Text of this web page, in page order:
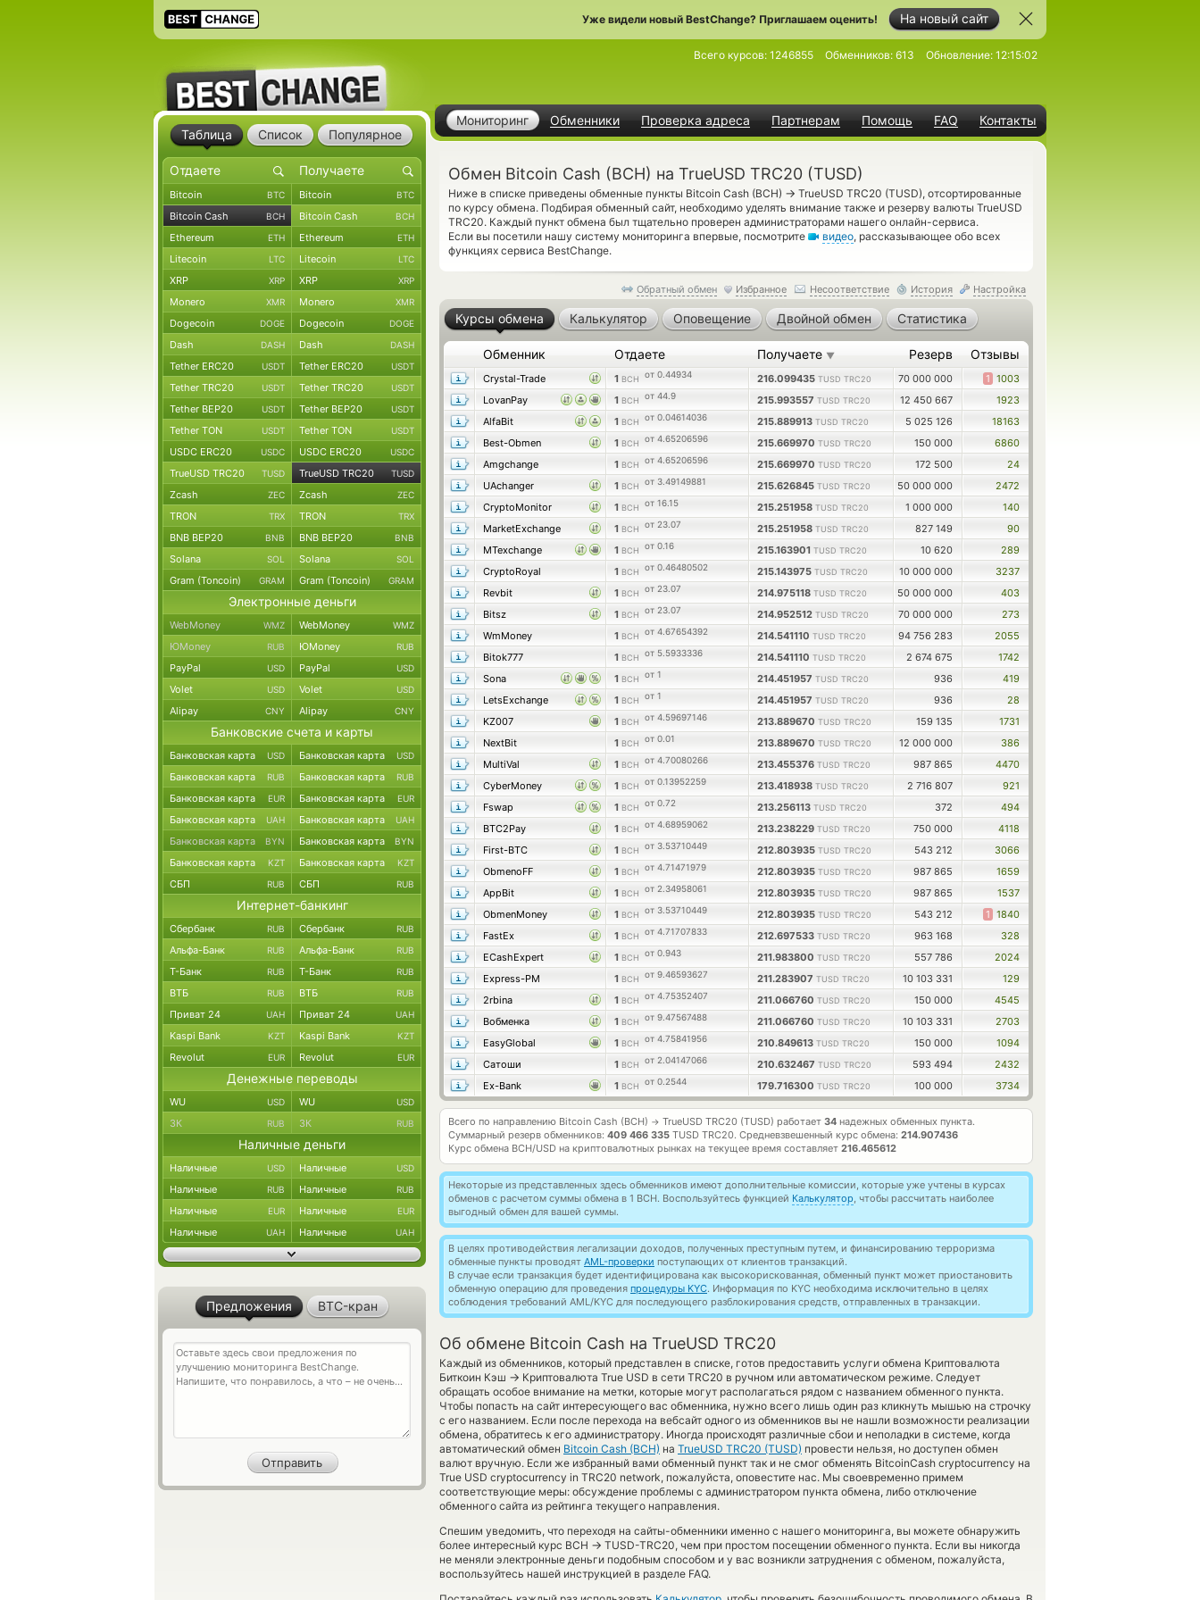
На новый сайт
Уже видели новый BestChange? Приглашаем оценить!
Мониторинг Обменники Проверка адреса Партнерам Помощь FAQ Контакты
Всего курсов: 1246855 Обменников: 613 Обновление: 12:15:02
Обмен Bitcoin Cash (BCH) на TrueUSD TRC20 (TUSD)
Ниже в списке приведены обменные пункты Bitcoin Cash (BCH) → TrueUSD TRC20 (TUSD), отсортированные
по курсу обмена. Подбирая обменный сайт, необходимо уделять внимание также и резерву валюты TrueUSD
TRC20. Каждый пункт обмена был тщательно проверен администраторами нашего онлайн-сервиса.
Если вы посетили нашу систему мониторинга впервые, посмотрите
видео, рассказывающее обо всех
функциях сервиса BestChange.
Обратный обмен Избранное Несоответствие История Настройка
Курсы обмена Калькулятор Оповещение Двойной обмен Статистика
Обменник Отдаете Получаете ▼ Резерв Отзывы
Crystal-Trade 1 BCH от 0.44934 216.099435 TUSD TRC20 70 000 000 1 1003
LovanPay
1 BCH от 44.9 215.993557 TUSD TRC20 12 450 667
1923
AlfaBit
1 BCH от 0.04614036 215.889913 TUSD TRC20 5 025 126
18163
Best-Obmen
1 BCH от 4.65206596 215.669970 TUSD TRC20 150 000
6860
Amgchange
1 BCH от 4.65206596 215.669970 TUSD TRC20 172 500
24
UAchanger
1 BCH от 3.49149881 215.626845 TUSD TRC20 50 000 000
2472
CryptoMonitor
1 BCH от 16.15 215.251958 TUSD TRC20 1 000 000
140
MarketExchange
1 BCH от 23.07 215.251958 TUSD TRC20 827 149
90
MTexchange
1 BCH от 0.16 215.163901 TUSD TRC20 10 620
289
CryptoRoyal
1 BCH от 0.46480502 215.143975 TUSD TRC20 10 000 000
3237
Revbit
1 BCH от 23.07 214.975118 TUSD TRC20 50 000 000
403
Bitsz
1 BCH от 23.07 214.952512 TUSD TRC20 70 000 000
273
WmMoney
1 BCH от 4.67654392 214.541110 TUSD TRC20 94 756 283
2055
Bitok777
1 BCH от 5.5933336 214.541110 TUSD TRC20 2 674 675
1742
Sona
1 BCH от 1 214.451957 TUSD TRC20 936
419
LetsExchange
1 BCH от 1 214.451957 TUSD TRC20 936
28
KZ007
1 BCH от 4.59697146 213.889670 TUSD TRC20 159 135
1731
NextBit
1 BCH от 0.01 213.889670 TUSD TRC20 12 000 000
386
MultiVal
1 BCH от 4.70080266 213.455376 TUSD TRC20 987 865
4470
CyberMoney
1 BCH от 0.13952259 213.418938 TUSD TRC20 2 716 807
921
Fswap
1 BCH от 0.72 213.256113 TUSD TRC20 372
494
BTC2Pay
1 BCH от 4.68959062 213.238229 TUSD TRC20 750 000
4118
First-BTC
1 BCH от 3.53710449 212.803935 TUSD TRC20 543 212
3066
ObmenoFF
1 BCH от 4.71471979 212.803935 TUSD TRC20 987 865
1659
AppBit
1 BCH от 2.34958061 212.803935 TUSD TRC20 987 865
1537
ObmenMoney
1 BCH от 3.53710449 212.803935 TUSD TRC20 543 212 1 1840
FastEx
1 BCH от 4.71707833 212.697533 TUSD TRC20 963 168
328
ECashExpert
1 BCH от 0.943 211.983800 TUSD TRC20 557 786
2024
Express-PM
1 BCH от 9.46593627 211.283907 TUSD TRC20 10 103 331
129
2rbina
1 BCH от 4.75352407 211.066760 TUSD TRC20 150 000
4545
Вобменка
1 BCH от 9.47567488 211.066760 TUSD TRC20 10 103 331
2703
EasyGlobal
1 BCH от 4.75841956 210.849613 TUSD TRC20 150 000
1094
Сатоши
1 BCH от 2.04147066 210.632467 TUSD TRC20 593 494
2432
Ex-Bank
1 BCH от 0.2544 179.716300 TUSD TRC20 100 000 3734
Всего по направлению Bitcoin Cash (BCH) → TrueUSD TRC20 (TUSD) работает 34 надежных обменных пункта.
Суммарный резерв обменников: 409 466 335 TUSD TRC20. Средневзвешенный курс обмена: 214.907436
Курс обмена BCH/USD на криптовалютных рынках на текущее время составляет 216.465612
Некоторые из представленных здесь обменников имеют дополнительные комиссии, которые уже учтены в курсах
обменов с расчетом суммы обмена в 1 BCH. Воспользуйтесь функцией Калькулятор, чтобы рассчитать наиболее
выгодный обмен для вашей суммы.
В целях противодействия легализации доходов, полученных преступным путем, и финансированию терроризма
обменные пункты проводят AML-проверки поступающих от клиентов транзакций.
В случае если транзакция будет идентифицирована как высокорискованная, обменный пункт может приостановить
обменную операцию для проведения процедуры KYC. Информация по KYC необходима исключительно в целях
соблюдения требований AML/KYC для последующего разблокирования средств, отправленных в транзакции.
Об обмене Bitcoin Cash на TrueUSD TRC20
Каждый из обменников, который представлен в списке, готов предоставить услуги обмена Криптовалюта
Биткоин Кэш → Криптовалюта True USD в сети TRC20 в ручном или автоматическом режиме. Следует
обращать особое внимание на метки, которые могут располагаться рядом с названием обменного пункта.
Чтобы попасть на сайт интересующего вас обменника, нужно всего лишь один раз кликнуть мышью на строчку
с его названием. Если после перехода на вебсайт одного из обменников вы не нашли возможности реализации
обмена, обратитесь к его администратору. Иногда происходят различные сбои и неполадки в системе, когда
автоматический обмен Bitcoin Cash (BCH) на TrueUSD TRC20 (TUSD) провести нельзя, но доступен обмен
валют вручную. Если же избранный вами обменный пункт так и не смог обменять BitcoinCash cryptocurrency на
True USD cryptocurrency in TRC20 network, пожалуйста, оповестите нас. Мы своевременно примем
соответствующие меры: обсуждение проблемы с администратором пункта обмена, либо отключение
обменного сайта из рейтинга текущего направления.
Спешим уведомить, что переходя на сайты-обменники именно с нашего мониторинга, вы можете обнаружить
более интересный курс BCH → TUSD-TRC20, чем при простом посещении обменного пункта. Если вы никогда
не меняли электронные деньги подобным способом и у вас возникли затруднения с обменом, пожалуйста,
воспользуйтесь нашей инструкцией в разделе FAQ.
Таблица Список Популярное
Bitcoin BTC Bitcoin BTC
Bitcoin Cash BCH Bitcoin Cash BCH
Ethereum ETH Ethereum ETH
Litecoin LTC Litecoin LTC
XRP XRP XRP XRP
Monero XMR Monero XMR
Dogecoin DOGE Dogecoin DOGE
Dash DASH Dash DASH
Tether ERC20 USDT Tether ERC20 USDT
Tether TRC20 USDT Tether TRC20 USDT
Tether BEP20 USDT Tether BEP20 USDT
Tether TON USDT Tether TON USDT
USDC ERC20 USDC USDC ERC20 USDC
TrueUSD TRC20 TUSD TrueUSD TRC20 TUSD
Zcash ZEC Zcash ZEC
TRON TRX TRON TRX
BNB BEP20 BNB BNB BEP20 BNB
Solana SOL Solana SOL
Gram (Toncoin) GRAM Gram (Toncoin) GRAM
Электронные деньги
WebMoney WMZ WebMoney WMZ
ЮMoney RUB ЮMoney RUB
PayPal USD PayPal USD
Volet USD Volet USD
Alipay CNY Alipay CNY
Банковские счета и карты
Банковская карта USD Банковская карта USD
Банковская карта RUB Банковская карта RUB
Банковская карта EUR Банковская карта EUR
Банковская карта UAH Банковская карта UAH
Банковская карта BYN Банковская карта BYN
Банковская карта KZT Банковская карта KZT
СБП RUB СБП RUB
Интернет-банкинг
Сбербанк RUB Сбербанк RUB
Альфа-Банк RUB Альфа-Банк RUB
Т-Банк RUB Т-Банк RUB
ВТБ RUB ВТБ RUB
Приват 24 UAH Приват 24 UAH
Kaspi Bank KZT Kaspi Bank KZT
Revolut EUR Revolut EUR
Денежные переводы
WU USD WU USD
ЗК RUB ЗК RUB
Наличные деньги
Наличные USD Наличные USD
Наличные RUB Наличные RUB
Наличные EUR Наличные EUR
Наличные UAH Наличные UAH
Предложения BTC-кран